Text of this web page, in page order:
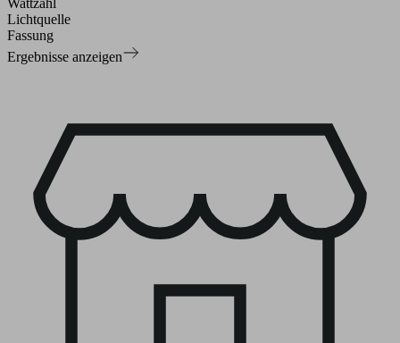
Lichtquelle
Fassung
Ergebnisse anzeigen